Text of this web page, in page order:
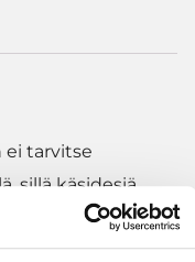
ei tarvitse
sillä käsidesiä
olevaa
joten se on